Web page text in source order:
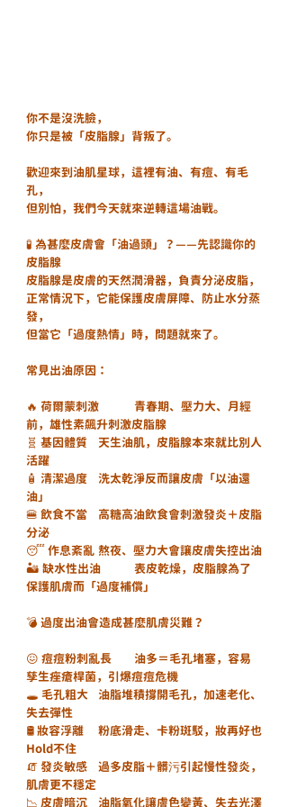
你不是沒洗臉，
你只是被「皮脂腺」背叛了。
歡迎來到油肌星球，這裡有油、有痘、有毛
孔，
但別怕，我們今天就來逆轉這場油戰。
🧪 為甚麼皮膚會「油過頭」？——先認識你的
皮脂腺
皮脂腺是皮膚的天然潤滑器，負責分泌皮脂，
正常情況下，它能保護皮膚屏障、防止水分蒸
發，
但當它「過度熱情」時，問題就來了。
常見出油原因：
🔥 荷爾蒙刺激	青春期、壓力大、月經
前，雄性素飆升刺激皮脂腺
🧬 基因體質	天生油肌，皮脂腺本來就比別人
活躍
🧴 清潔過度	洗太乾淨反而讓皮膚「以油還
油」
🍔 飲食不當	高糖高油飲食會刺激發炎＋皮脂
分泌
😴 作息紊亂	熬夜、壓力大會讓皮膚失控出油
🏜 缺水性出油	表皮乾燥，皮脂腺為了
保護肌膚而「過度補償」
💣 過度出油會造成甚麼肌膚災難？
😖 痘痘粉刺亂長	油多＝毛孔堵塞，容易
孳生痤瘡桿菌，引爆痘痘危機
🕳 毛孔粗大	油脂堆積撐開毛孔，加速老化、
失去彈性
🛢 妝容浮離	粉底滑走、卡粉斑駁，妝再好也
Hold不住
🧯 發炎敏感	過多皮脂＋髒污引起慢性發炎，
肌膚更不穩定
📉 皮膚暗沉	油脂氧化讓膚色變黃、失去光澤